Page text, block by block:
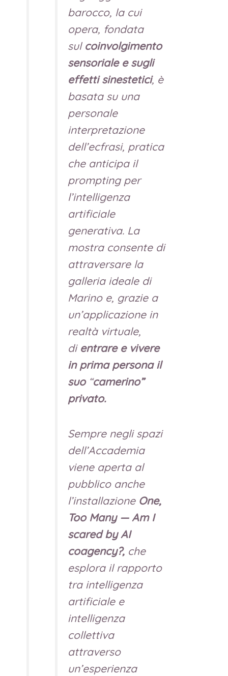
barocco, la cui
opera, fondata
sulcoinvolgimento
sensoriale e sugli
effetti sinestetici, è
basata su una
personale
interpretazione
dell’ecfrasi, pratica
che anticipa il
prompting per
l’intelligenza
artificiale
generativa. La
mostra consente di
attraversare la
galleria ideale di
Marino e, grazie a
un’applicazione in
realtà virtuale,
di entrare e vivere
in prima persona il
suo “camerino”
privato.
Sempre negli spazi
dell’Accademia
viene aperta al
pubblico anche
l’installazione One,
Too Many — Am I
scared by AI
coagency?, che
esplora il rapporto
tra intelligenza
artificiale e
intelligenza
collettiva
attraverso
un’esperienza